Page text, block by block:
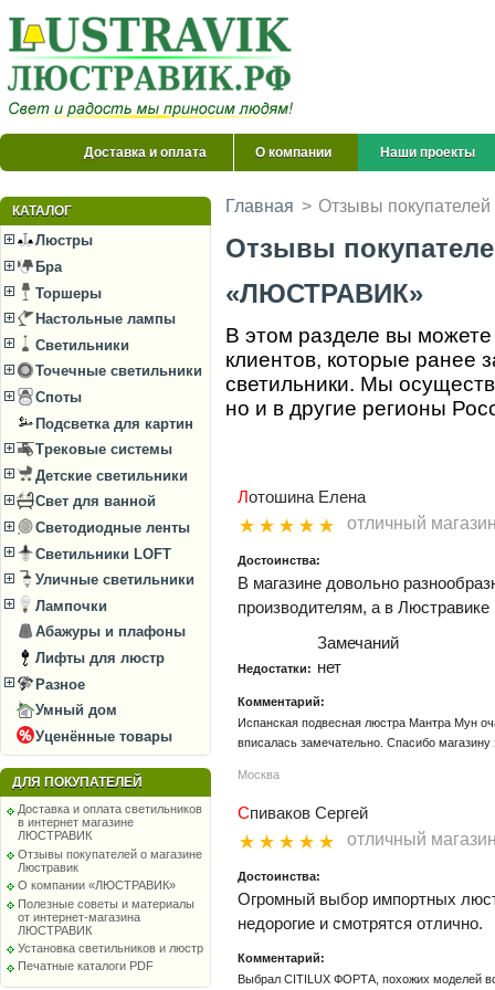
Доставка и оплата О компании Наши проекты
КАТАЛОГ
Люстры
Бра
Торшеры
Настольные лампы
Светильники
Точечные светильники
Споты
Подсветка для картин
Трековые системы
Детские светильники
Свет для ванной
Светодиодные ленты
Светильники LOFT
Уличные светильники
Лампочки
Абажуры и плафоны
Лифты для люстр
Разное
Умный дом
Уценённые товары
ДЛЯ ПОКУПАТЕЛЕЙ
Доставка и оплата светильников
в интернет магазине
ЛЮСТРАВИК
Отзывы покупателей о магазине
Люстравик
О компании «ЛЮСТРАВИК»
Полезные советы и материалы
от интернет-магазина
ЛЮСТРАВИК
Установка светильников и люстр
Печатные каталоги PDF
Главная > Отзывы
Отзывы
«ЛЮСТРАВИК»
В этом разделе вы
клиентов, которые ранее
светильники. Мы
но и в другие регионы
Лотошина Елена
отличный
Достоинства:
В магазине довольно
производителям, а в
Недостатки:
Замечаний
нет
Комментарий:
Испанская подвесная люстра Мантра Мун
вписалась замечательно. Спасибо
Москва
Спиваков Сергей
отличный
Достоинства:
Огромный выбор импортных
недорогие и смотрятся отлично.
Комментарий:
Выбрал CITILUX ФОРТА, похожих моделей